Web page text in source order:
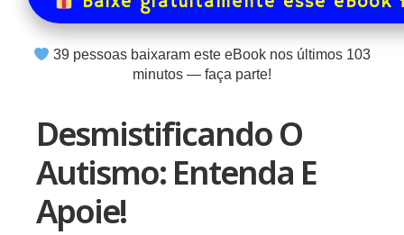
39 pessoas baixaram este eBook nos últimos 103
minutos — faça parte!
Desmistificando O
Autismo: Entenda E
Apoie!